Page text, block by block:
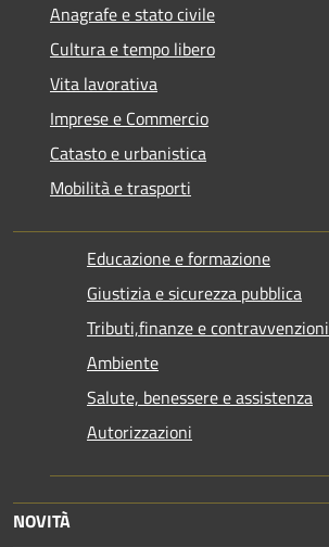
Anagrafe e stato civile
Cultura e tempo libero
Vita lavorativa
Imprese e Commercio
Catasto e urbanistica
Mobilità e trasporti
Educazione e formazione
Giustizia e sicurezza pubblica
Tributi,finanze e contravvenzioni
Ambiente
Salute, benessere e assistenza
Autorizzazioni
NOVITÀ